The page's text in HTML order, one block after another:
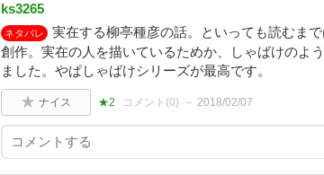
ks3265
ネタバレ
実在する柳亭種彦の話。といっても読むま
創作。実在の人を描いているためか、しゃばけのよ
ました。やぱしゃばけシリーズが最高です。
ナイス ★2 コメント(0) 2018/02/07